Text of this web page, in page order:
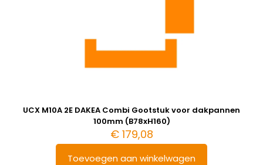
UCX M10A 2E DAKEA Combi Gootstuk voor dakpannen
100mm (B78xH160)
€179,08
Toevoegen aan winkelwagen